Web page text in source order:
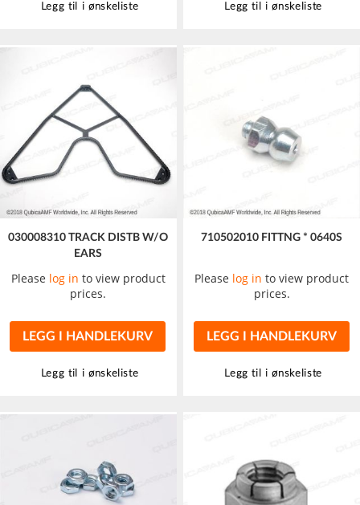
Legg til i ønskeliste Legg til i ønskeliste
030008310 TRACK DISTB W/O
EARS
Please log in to view product
prices.
LEGG I HANDLEKURV
Legg til i ønskeliste
710502010 FITTNG * 0640S
Please log in to view product
prices.
LEGG I HANDLEKURV
Legg til i ønskeliste